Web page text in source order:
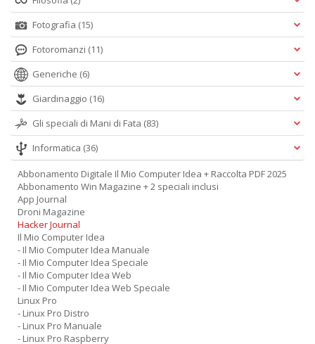
Fotografia (15)
Fotoromanzi (11)
Generiche (6)
Giardinaggio (16)
Gli speciali di Mani di Fata (83)
Informatica (36)
Abbonamento Digitale Il Mio Computer Idea + Raccolta PDF 2025
Abbonamento Win Magazine + 2 speciali inclusi
App Journal
Droni Magazine
Hacker Journal
Il Mio Computer Idea
- Il Mio Computer Idea Manuale
- Il Mio Computer Idea Speciale
- Il Mio Computer Idea Web
- Il Mio Computer Idea Web Speciale
Linux Pro
- Linux Pro Distro
- Linux Pro Manuale
- Linux Pro Raspberry